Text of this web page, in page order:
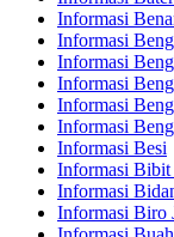
Informasi
Informasi
Informasi
Informasi
Informasi
Informasi
Informasi Besi
Informasi Bibit
Informasi
Informasi Biro